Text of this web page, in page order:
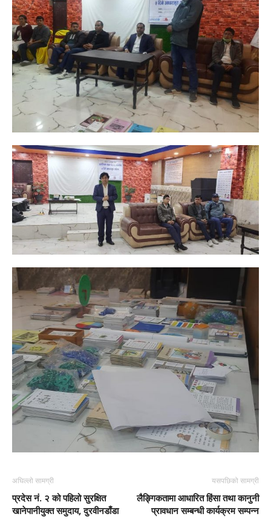
अघिल्लो सामग्री
प्रदेस नं. २ को पहिलो सुरक्षित
खानेपानीयुक्त समुदाय, दुरवीनडाँडा
यसपछिको सामग्री
लैङ्गिकतामा आधारित हिंसा तथा कानुनी
प्रावधान सम्बन्धी कार्यक्रम सम्पन्न